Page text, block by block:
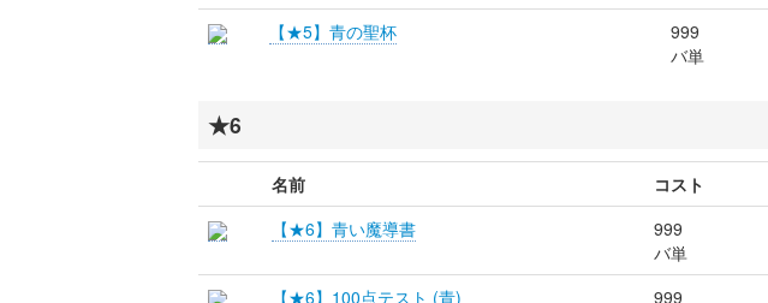
【★5】青の聖杯
999
バ単
★6
名前 コスト
【★6】青い魔導書
999
バ単
【★6】100点テスト (青)
999